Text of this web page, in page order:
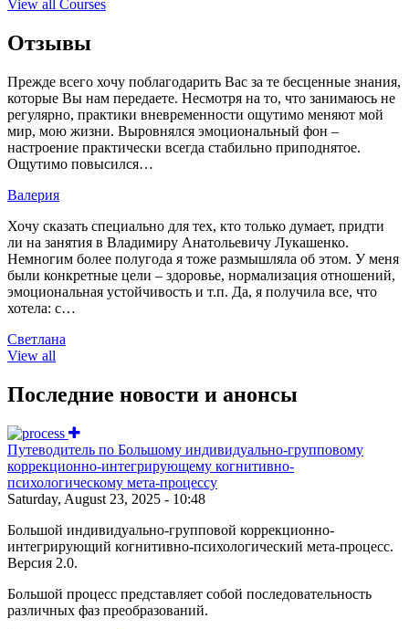
View all Courses
Отзывы
Прежде всего хочу поблагодарить Вас за те бесценные знания,
которые Вы нам передаете. Несмотря на то, что занимаюсь не
регулярно, практики вневременности ощутимо меняют мой
мир, мою жизни. Выровнялся эмоциональный фон –
настроение практически всегда стабильно приподнятое.
Ощутимо повысился…
Валерия
Хочу сказать специально для тех, кто только думает, придти
ли на занятия в Владимиру Анатольевичу Лукашенко.
Немногим более полугода я тоже размышляла об этом. У меня
были конкретные цели – здоровье, нормализация отношений,
эмоциональная устойчивость и т.п. Да, я получила все, что
хотела: с…
Светлана
View all
Последние новости и анонсы
Путеводитель по Большому индивидуально-групповому
коррекционно-интегрирующему когнитивно-
психологическому мета-процессу
Saturday, August 23, 2025 - 10:48
Большой индивидуально-групповой коррекционно-
интегрирующий когнитивно-психологический мета-процесс.
Версия 2.0.
Большой процесс представляет собой последовательность
различных фаз преобразований.